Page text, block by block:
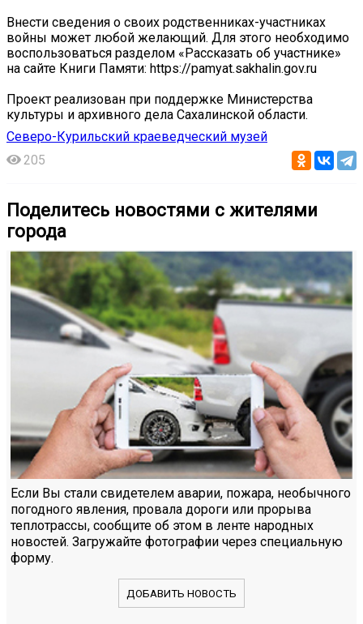
Внести сведения о своих родственниках-участниках
войны может любой желающий. Для этого необходимо
воспользоваться разделом «Рассказать об участнике»
на сайте Книги Памяти: https://pamyat.sakhalin.gov.ru
Проект реализован при поддержке Министерства
культуры и архивного дела Сахалинской области.
Северо-Курильский краеведческий музей
205
Поделитесь новостями с жителями
города
Если Вы стали свидетелем аварии, пожара, необычного
погодного явления, провала дороги или прорыва
теплотрассы, сообщите об этом в ленте народных
новостей. Загружайте фотографии через специальную
форму.
ДОБАВИТЬ НОВОСТЬ